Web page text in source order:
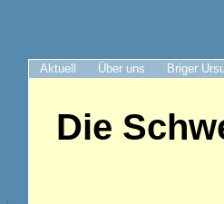
Aktuell Über uns Briger
Die